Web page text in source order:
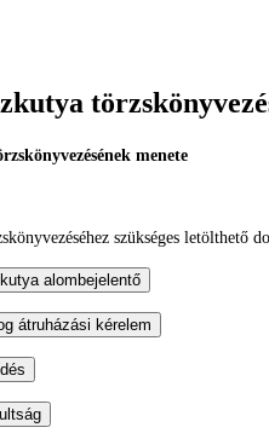
menete
szükséges letölthető